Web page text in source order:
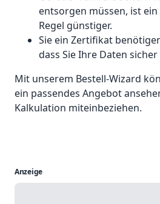
entsorgen müssen, ist
Regel günstiger.
Sie ein Zertifikat
dass Sie Ihre Daten
Mit unserem Bestell-Wizard
ein passendes Angebot
Kalkulation miteinbeziehen.
Anzeige